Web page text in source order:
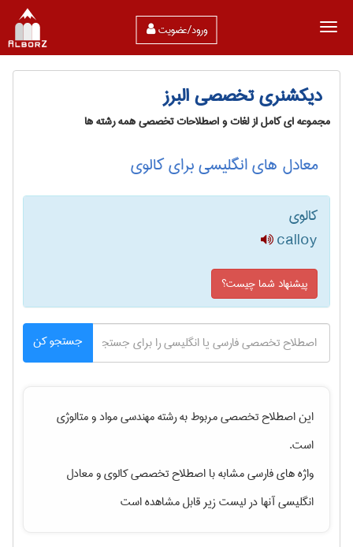
ورود/عضویت
دیکشنری تخصصی البرز
مجموعه ای کامل از لغات و اصطلاحات تخصصی همه رشته ها
معادل های انگلیسی برای کالوی
کالوی
calloy
پیشنهاد شما چیست؟
جستجو کن
این اصطلاح تخصصی مربوط به رشتهمهندسی مواد و متالوژی
است.
واژه های فارسی مشابه با اصطلاح تخصصیکالویو معادل
انگلیسی آنها در لیست زیر قابل مشاهده است